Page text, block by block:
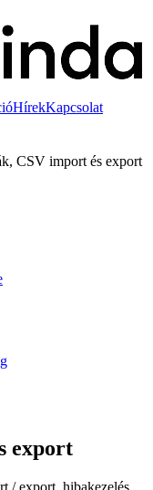
HírekKapcsolat
CSV import és export
export